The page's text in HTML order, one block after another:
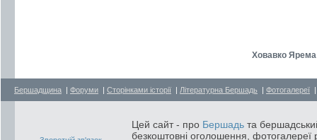
Ховавко Ярема
Бершадщина | Форуми | Сторінками історії | Літературна Бершадь | Фотогалереї
Цей сайт - про Бершадь та
безкоштовні оголошення, фотогалереї